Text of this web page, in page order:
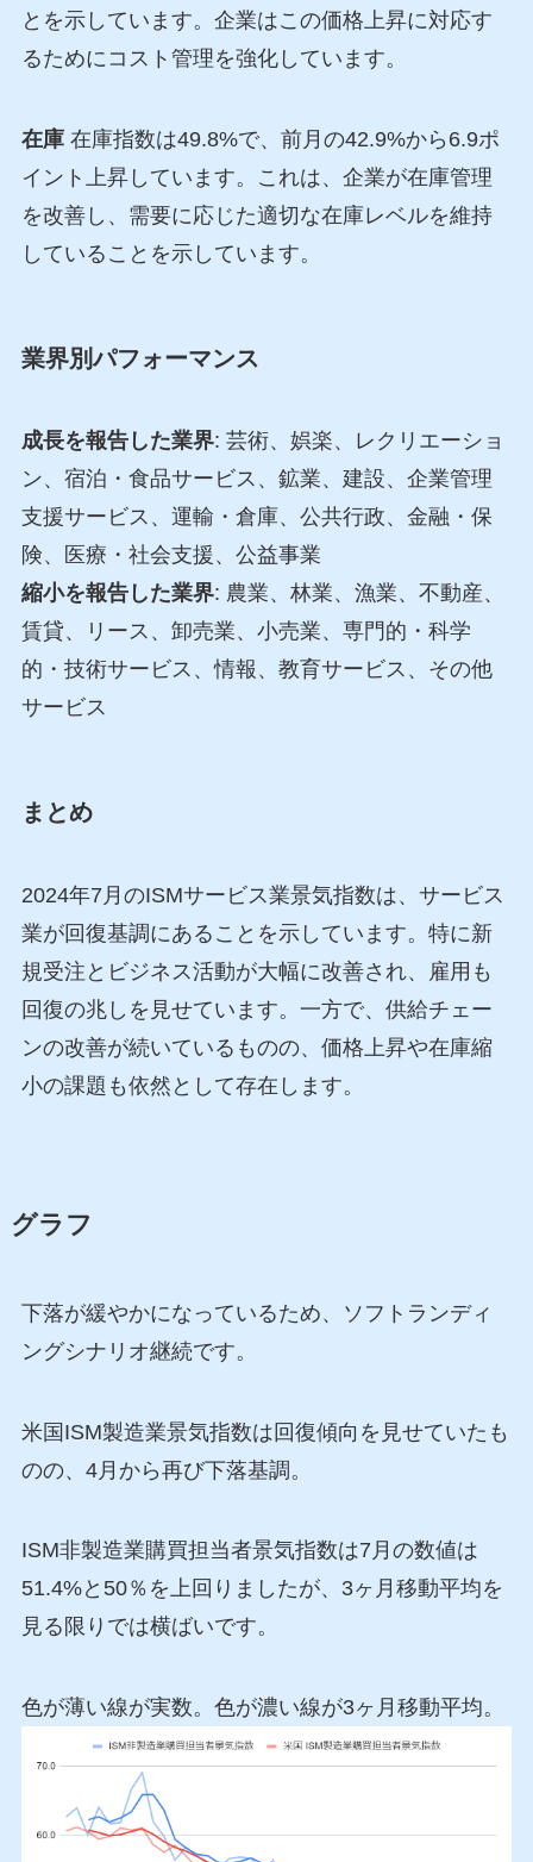
とを示しています。企業はこの価格上昇に対応す
るためにコスト管理を強化しています。
在庫在庫指数は49.8%で、前月の42.9%から6.9ポ
イント上昇しています。これは、企業が在庫管理
を改善し、需要に応じた適切な在庫レベルを維持
していることを示しています。
業界別パフォーマンス
成長を報告した業界: 芸術、娯楽、レクリエーショ
ン、宿泊・食品サービス、鉱業、建設、企業管理
支援サービス、運輸・倉庫、公共行政、金融・保
険、医療・社会支援、公益事業
縮小を報告した業界: 農業、林業、漁業、不動産、
賃貸、リース、卸売業、小売業、専門的・科学
的・技術サービス、情報、教育サービス、その他
サービス
まとめ
2024年7月のISMサービス業景気指数は、サービス
業が回復基調にあることを示しています。特に新
規受注とビジネス活動が大幅に改善され、雇用も
回復の兆しを見せています。一方で、供給チェー
ンの改善が続いているものの、価格上昇や在庫縮
小の課題も依然として存在します。
グラフ
下落が緩やかになっているため、ソフトランディ
ングシナリオ継続です。
米国ISM製造業景気指数は回復傾向を見せていたも
のの、4月から再び下落基調。
ISM非製造業購買担当者景気指数は7月の数値は
51.4%と50％を上回りましたが、3ヶ月移動平均を
見る限りでは横ばいです。
色が薄い線が実数。色が濃い線が3ヶ月移動平均。